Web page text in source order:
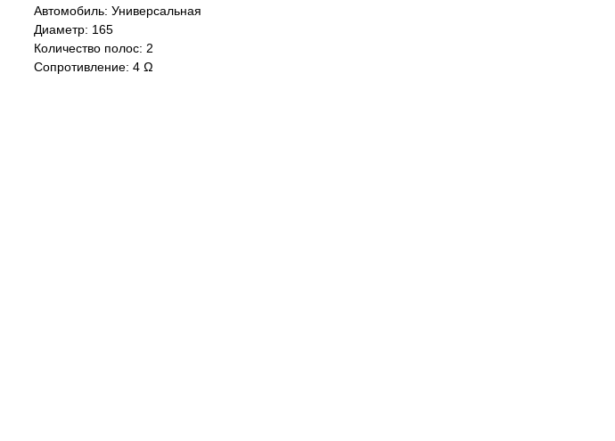
Автомобиль: Универсальная
Диаметр: 165
Количество полос: 2
Сопротивление: 4 Ω